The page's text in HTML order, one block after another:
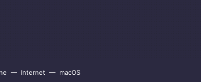
Internet macOS